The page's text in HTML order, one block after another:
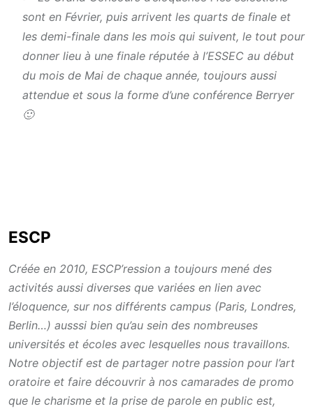
sont en Février, puis arrivent les quarts de finale et
les demi-finale dans les mois qui suivent, le tout pour
donner lieu à une finale réputée à l’ESSEC au début
du mois de Mai de chaque année, toujours aussi
attendue et sous la forme d’une conférence Berryer
🙂
ESCP
Créée en 2010, ESCP’ression a toujours mené des
activités aussi diverses que variées en lien avec
l’éloquence, sur nos différents campus (Paris, Londres,
Berlin…) ausssi bien qu’au sein des nombreuses
universités et écoles avec lesquelles nous travaillons.
Notre objectif est de partager notre passion pour l’art
oratoire et faire découvrir à nos camarades de promo
que le charisme et la prise de parole en public est,